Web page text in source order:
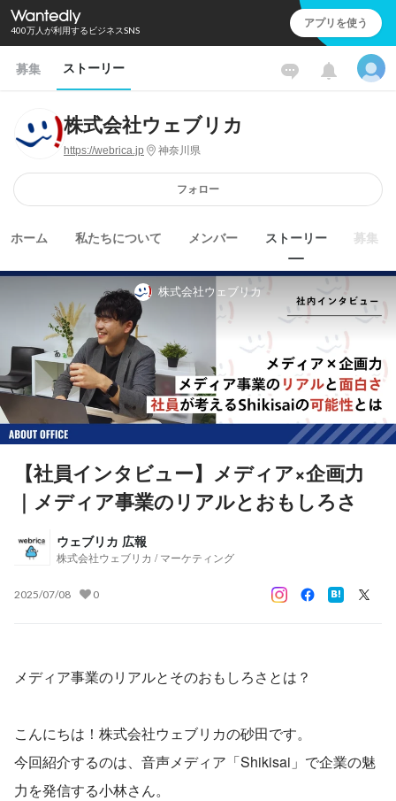
400万人が利用するビジネスSNS アプリを使う
募集 ストーリー
株式会社ウェブリカ
https://webrica.jp 神奈川県
フォロー
ホーム 私たちについて メンバー ストーリー 募集
株式会社ウェブリカ
【社員インタビュー】メディア×企画力
｜メディア事業のリアルとおもしろさ
ウェブリカ 広報
株式会社ウェブリカ / マーケティング
2025/07/08 0
メディア事業のリアルとそのおもしろさとは？
こんにちは！株式会社ウェブリカの砂田です。
今回紹介するのは、音声メディア「Shikisai」で企業の魅
力を発信する小林さん。